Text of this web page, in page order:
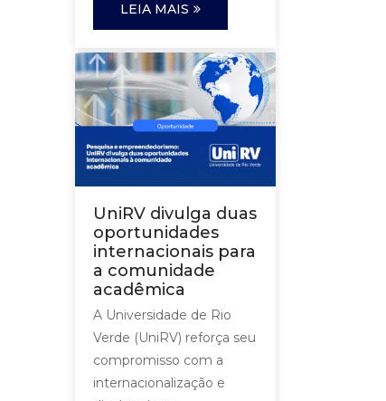
LEIA MAIS
UniRV divulga duas
oportunidades
internacionais para
a comunidade
acadêmica
A Universidade de Rio
Verde (UniRV) reforça seu
compromisso com a
internacionalização e